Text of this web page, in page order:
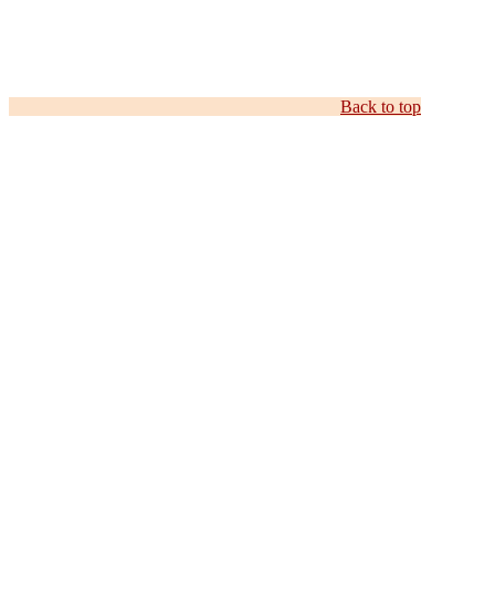
Back to top